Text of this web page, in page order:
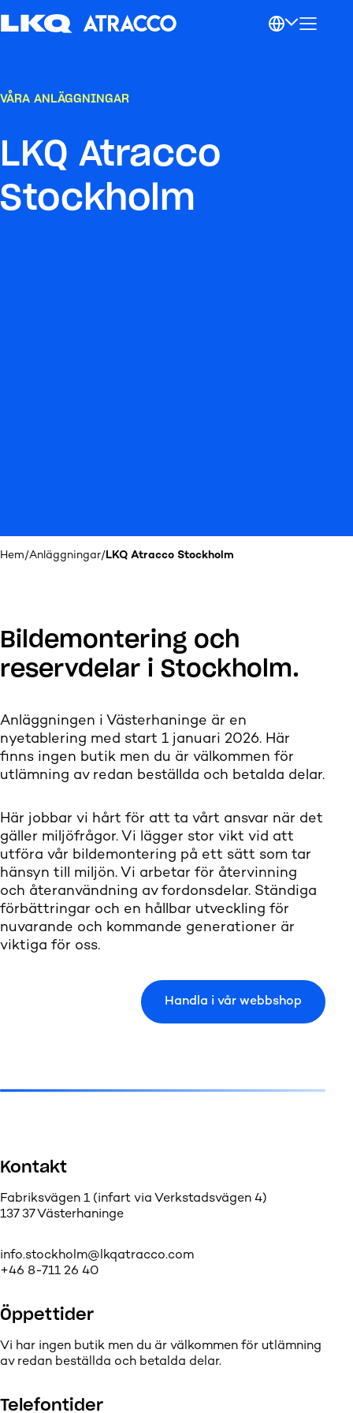
VÅRA ANLÄGGNINGAR
LKQ Atracco
Stockholm
Hem/Anläggningar/LKQ Atracco Stockholm
Bildemontering och
reservdelar i Stockholm.
Anläggningen i Västerhaninge är en
nyetablering med start 1 januari 2026. Här
finns ingen butik men du är välkommen för
utlämning av redan beställda och betalda delar.
Här jobbar vi hårt för att ta vårt ansvar när det
gäller miljöfrågor. Vi lägger stor vikt vid att
utföra vår bildemontering på ett sätt som tar
hänsyn till miljön. Vi arbetar för återvinning
och återanvändning av fordonsdelar. Ständiga
förbättringar och en hållbar utveckling för
nuvarande och kommande generationer är
viktiga för oss.
Handla i vår webbshop
Kontakt
Fabriksvägen 1 (infart via Verkstadsvägen 4)
137 37 Västerhaninge
info.stockholm@lkqatracco.com
+46 8-711 26 40
Öppettider
Vi har ingen butik men du är välkommen för utlämning
av redan beställda och betalda delar.
Telefontider